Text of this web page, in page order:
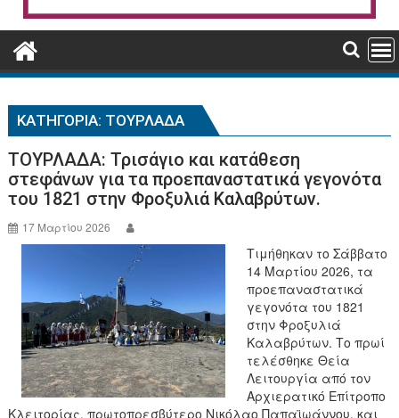
ΚΑΤΗΓΟΡΊΑ: ΤΟΥΡΛΆΔΑ
ΤΟΥΡΛΑΔΑ: Τρισάγιο και κατάθεση
στεφάνων για τα προεπαναστατικά γεγονότα
του 1821 στην Φροξυλιά Καλαβρύτων.
17 Μαρτίου 2026
Τιμήθηκαν το Σάββατο
14 Μαρτίου 2026, τα
προεπαναστατικά
γεγονότα του 1821
στην Φροξυλιά
Καλαβρύτων. Το πρωί
τελέσθηκε Θεία
Λειτουργία από τον
Αρχιερατικό Επίτροπο
Κλειτορίας, πρωτοπρεσβύτερο Νικόλαο Παπαϊωάννου, και